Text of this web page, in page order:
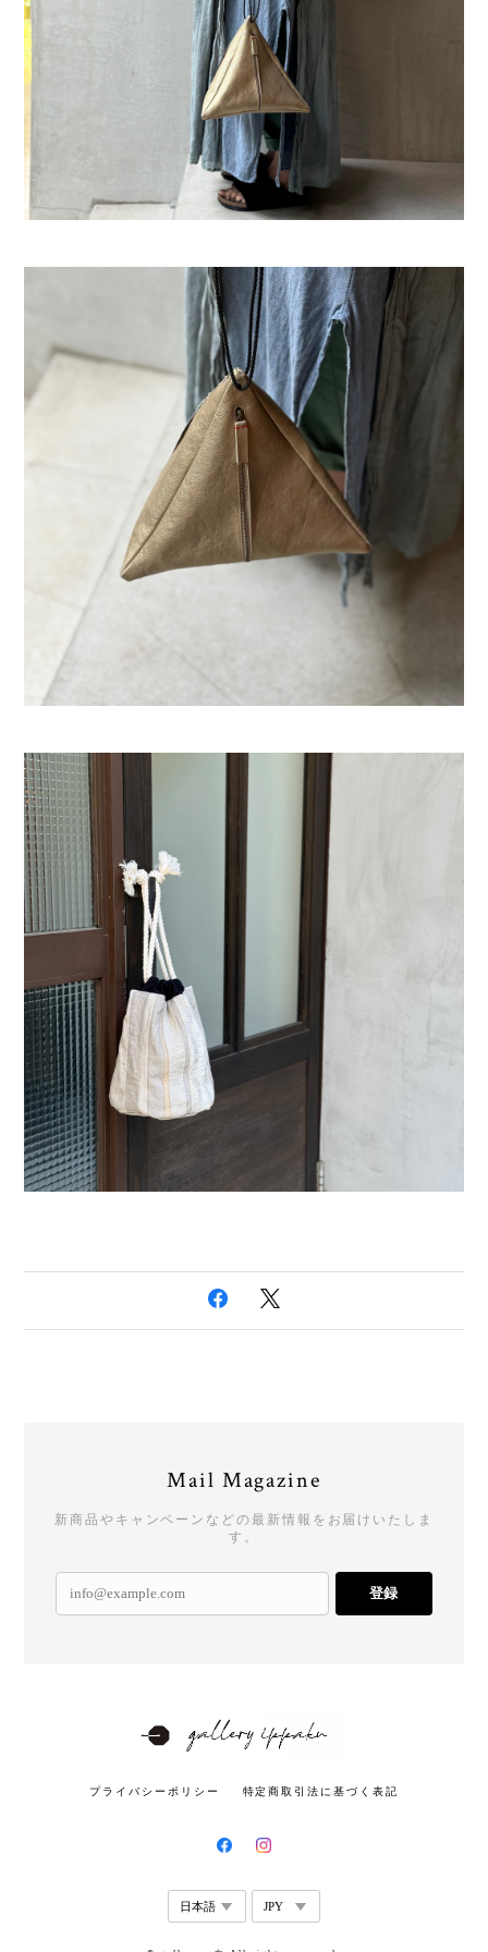
Mail Magazine
新商品やキャンペーンなどの最新情報をお届けいたしま
す。
登録
プライバシーポリシー 特定商取引法に基づく表記